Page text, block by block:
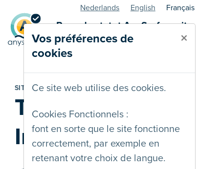
Vos préférences de
cookies
×
Ce site web utilise des cookies.
Cookies Fonctionnels :
font en sorte que le site fonctionne
correctement, par exemple en
retenant votre choix de langue.
Page de statut AnySurfer - site
web
Nederlands English Français
SITE WEB
Transgender
Infopunt